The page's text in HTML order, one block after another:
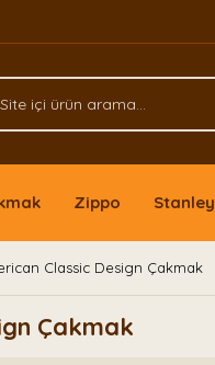
Zippo Stanley
Classic Design Çakmak
Çakmak